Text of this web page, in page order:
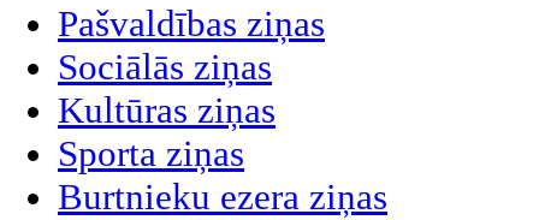
Pašvaldības ziņas
Sociālās ziņas
Kultūras ziņas
Sporta ziņas
Burtnieku ezera ziņas